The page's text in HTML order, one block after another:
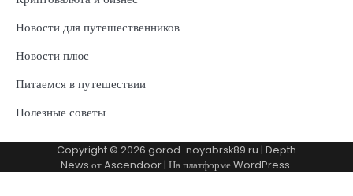
Новости для путешественников
Новости плюс
Питаемся в путешествии
Полезные советы
Copyright © 2026 gorod-noyabrsk89.ru | Depth
News отAscendoor| На платформеWordPress.